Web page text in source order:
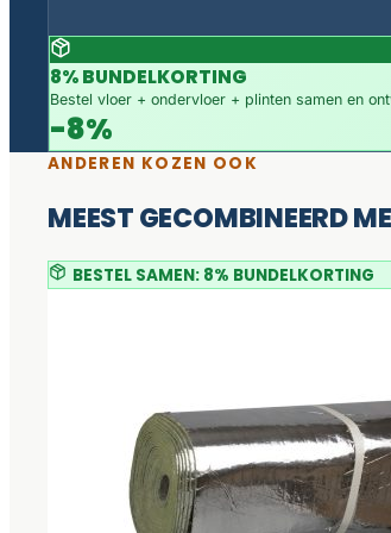
8% BUNDELKORTING
Bestel vloer + ondervloer + plinten samen en
-8%
ANDEREN KOZEN OOK
MEEST GECOMBINEERD
BESTEL SAMEN: 8% BUNDELKORTING